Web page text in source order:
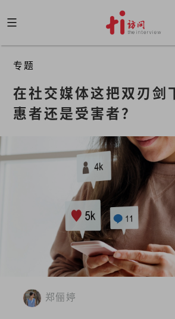
to
content
专题
在社交媒体这把双刃剑
惠者还是受害者？
郑俪婷